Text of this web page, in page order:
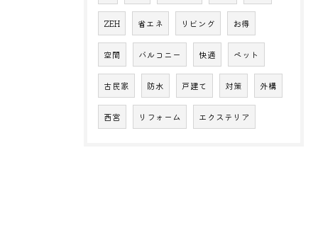
ZEH 省エネ リビング お得
空間 バルコニー 快適 ペット
古民家 防水 戸建て 対策 外構
西宮 リフォーム エクステリア